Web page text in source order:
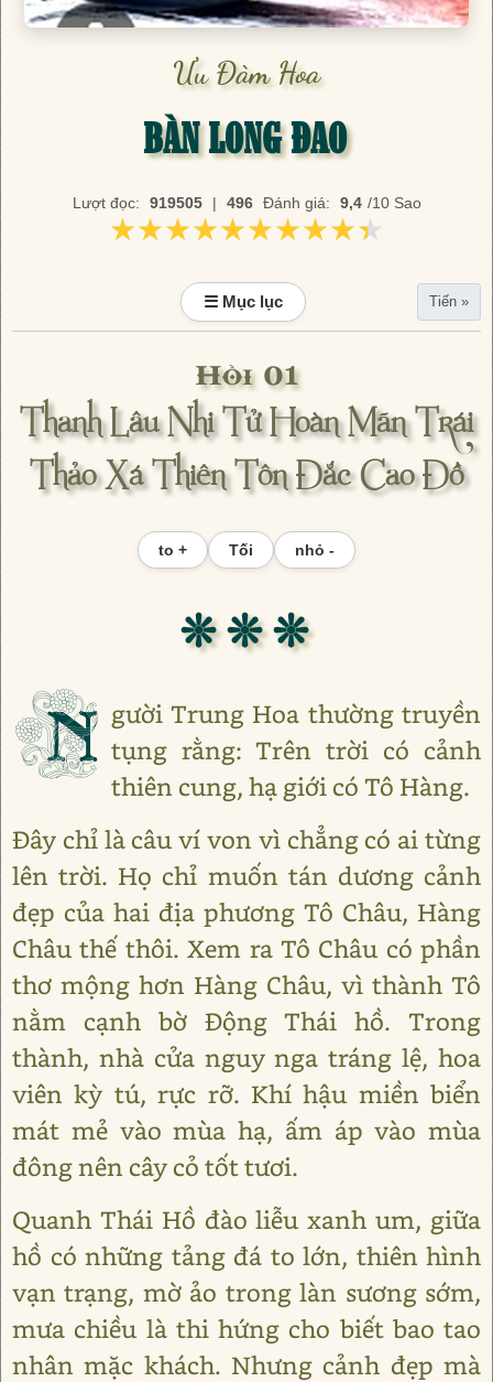
Ưu Đàm Hoa
BÀN LONG ĐAO
Lượt đọc: 919505 | 496 Đánh giá: 9,4 /10 Sao
★★★★★★★★★★
★★★★★★★★★★
☰ Mục lục Tiến »
Hồi 01
Thanh Lâu Nhi Tử Hoàn Mãn Trái
Thảo Xá Thiên Tôn Đắc Cao Đồ
to + Tối nhỏ -
❊ ❊ ❊
N gười Trung Hoa thường truyền
tụng rằng: Trên trời có cảnh
thiên cung, hạ giới có Tô Hàng.
Đây chỉ là câu ví von vì chẳng có ai từng
lên trời. Họ chỉ muốn tán dương cảnh
đẹp của hai địa phương Tô Châu, Hàng
Châu thế thôi. Xem ra Tô Châu có phần
thơ mộng hơn Hàng Châu, vì thành Tô
nằm cạnh bờ Động Thái hồ. Trong
thành, nhà cửa nguy nga tráng lệ, hoa
viên kỳ tú, rực rỡ. Khí hậu miền biển
mát mẻ vào mùa hạ, ấm áp vào mùa
đông nên cây cỏ tốt tươi.
Quanh Thái Hồ đào liễu xanh um, giữa
hồ có những tảng đá to lớn, thiên hình
vạn trạng, mờ ảo trong làn sương sớm,
mưa chiều là thi hứng cho biết bao tao
nhân mặc khách. Nhưng cảnh đẹp mà